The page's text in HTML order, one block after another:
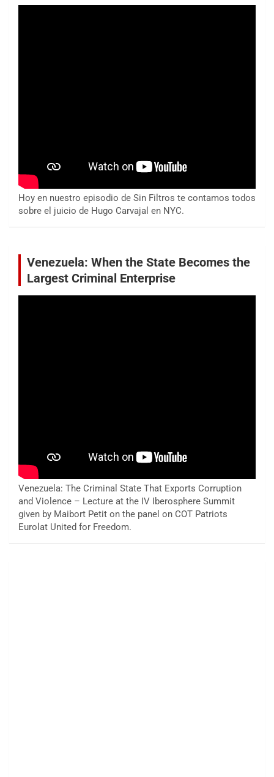
Hoy en nuestro episodio de Sin Filtros te contamos todos
sobre el juicio de Hugo Carvajal en NYC.
Venezuela: When the State Becomes the
Largest Criminal Enterprise
Venezuela: The Criminal State That Exports Corruption
and Violence – Lecture at the IV Iberosphere Summit
given by Maibort Petit on the panel on COT Patriots
Eurolat United for Freedom.